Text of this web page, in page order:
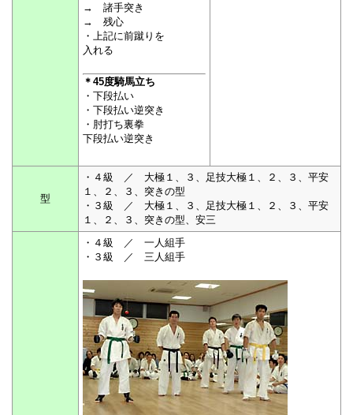
→ 諸手突き
→ 残心
・上記に前蹴りを
入れる
＊45度騎馬立ち
・下段払い
・下段払い逆突き
・肘打ち裏拳
下段払い逆突き
型
・４級 ／ 大極１、３、足技大極１、２、３、平安
１、２、３、突きの型
・３級 ／ 大極１、３、足技大極１、２、３、平安
１、２、３、突きの型、安三
・４級 ／ 一人組手
・３級 ／ 三人組手